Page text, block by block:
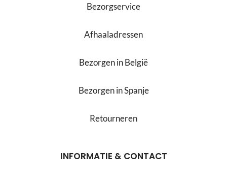
Bezorgservice
Afhaaladressen
Bezorgen in België
Bezorgen in Spanje
Retourneren
INFORMATIE & CONTACT